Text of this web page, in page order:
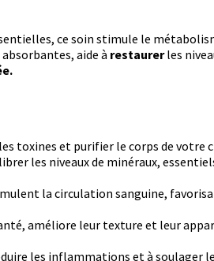
ce soin stimule le
aide à restaurerles
toxines et purifier le corps de votre
les niveaux de minéraux,
la circulation sanguine,
améliore leur texture et leur
les inflammations et à soulager